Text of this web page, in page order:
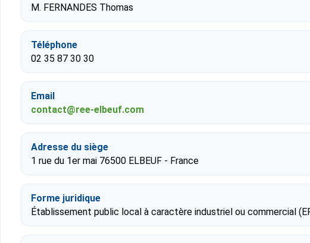
M. FERNANDES Thomas
Téléphone
02 35 87 30 30
Email
contact@ree-elbeuf.com
Adresse du siège
1 rue du 1er mai 76500 ELBEUF - France
Forme juridique
Établissement public local à caractère industriel ou commercial